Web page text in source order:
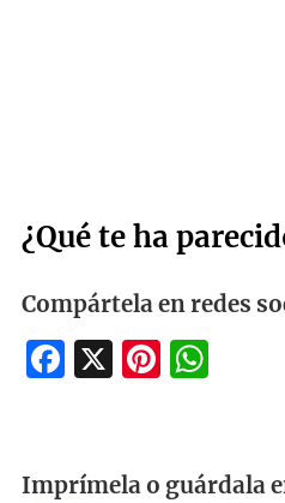
¿Qué te ha
Compártela en redes
Facebook
X
Imprímela o guárdala